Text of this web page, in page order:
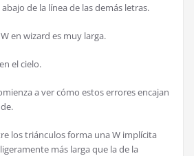
de la línea de las demás letras.
en wizard es muy larga.
el cielo.
a ver cómo estos errores encajan
los triánculos forma una W implícita
más larga que la de la